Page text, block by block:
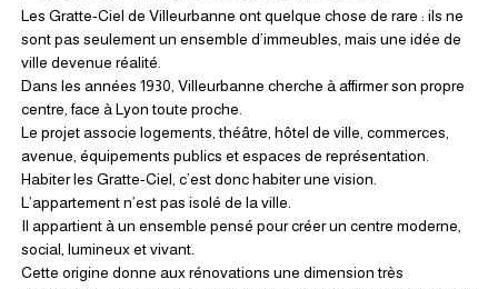
Les Gratte-Ciel de Villeurbanne ont quelque chose de rare : ils ne
sont pas seulement un ensemble d’immeubles, mais une idée de
ville devenue réalité.
Dans les années 1930, Villeurbanne cherche à affirmer son propre
centre, face à Lyon toute proche.
Le projet associe logements, théâtre, hôtel de ville, commerces,
avenue, équipements publics et espaces de représentation.
Habiter les Gratte-Ciel, c’est donc habiter une vision.
L’appartement n’est pas isolé de la ville.
Il appartient à un ensemble pensé pour créer un centre moderne,
social, lumineux et vivant.
Cette origine donne aux rénovations une dimension très